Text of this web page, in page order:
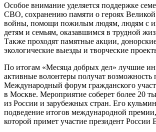
Особое внимание уделяется поддержке
СВО, сохранению памяти о героях
войны, помощи пожилым людям, людям с
детям и семьям, оказавшимся в трудной
Также проходят памятные акции,
экологические выезды и творческие
По итогам «Месяца добрых дел» лучшие
активные волонтеры получат возможность
Международный форум гражданского
в Москве. Мероприятие соберет более 20
из России и зарубежных стран. Его
подведение итогов международной
которой примет участие президент